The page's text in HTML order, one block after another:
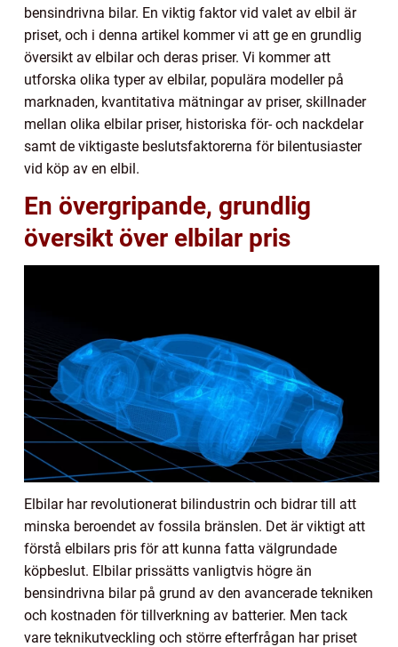
bensindrivna bilar. En viktig faktor vid valet av elbil är
priset, och i denna artikel kommer vi att ge en grundlig
översikt av elbilar och deras priser. Vi kommer att
utforska olika typer av elbilar, populära modeller på
marknaden, kvantitativa mätningar av priser, skillnader
mellan olika elbilar priser, historiska för- och nackdelar
samt de viktigaste beslutsfaktorerna för bilentusiaster
vid köp av en elbil.
En övergripande, grundlig
översikt över elbilar pris
Elbilar har revolutionerat bilindustrin och bidrar till att
minska beroendet av fossila bränslen. Det är viktigt att
förstå elbilars pris för att kunna fatta välgrundade
köpbeslut. Elbilar prissätts vanligtvis högre än
bensindrivna bilar på grund av den avancerade tekniken
och kostnaden för tillverkning av batterier. Men tack
vare teknikutveckling och större efterfrågan har priset